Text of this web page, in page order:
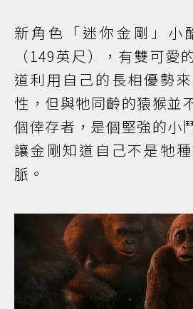
新角色「迷你金剛」小
（149英尺），有雙可愛
道利用自己的長相優勢
性，但與牠同齡的猿猴並
個倖存者，是個堅強的小
讓金剛知道自己不是牠
脈。